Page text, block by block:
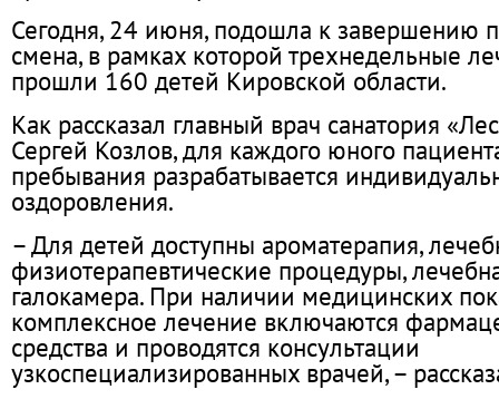
Сегодня, 24 июня, подошла к завершению
смена, в рамках которой трехнедельные
прошли 160 детей Кировской области.
Как рассказал главный врач санатория
Сергей Козлов, для каждого юного
пребывания разрабатывается
оздоровления.
– Для детей доступны ароматерапия,
физиотерапевтические процедуры,
галокамера. При наличии медицинских
комплексное лечение включаются
средства и проводятся консультации
узкоспециализированных врачей, –